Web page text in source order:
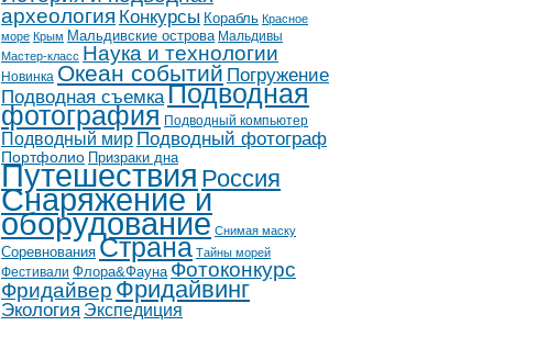
археология Конкурсы Корабль Красное
море Крым Мальдивские острова Мальдивы
Мастер-класс Наука и технологии
Новинка Океан событий Погружение
Подводная съемкаПодводная
фотография Подводный компьютер
Подводный мир Подводный фотограф
Портфолио Призраки дна
Путешествия Россия
Снаряжение и
оборудование Снимая маску
Соревнования Страна Тайны морей
Фестивали Флора&Фауна Фотоконкурс
Фридайвер Фридайвинг
Экология Экспедиция